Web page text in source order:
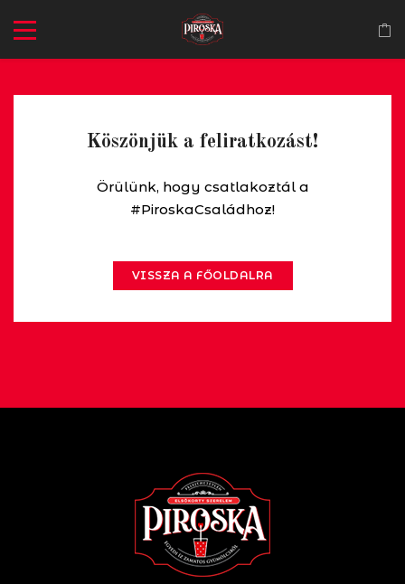
Köszönjük a feliratkozást!
Örülünk, hogy csatlakoztál a
#PiroskaCsaládhoz!
VISSZA A FŐOLDALRA